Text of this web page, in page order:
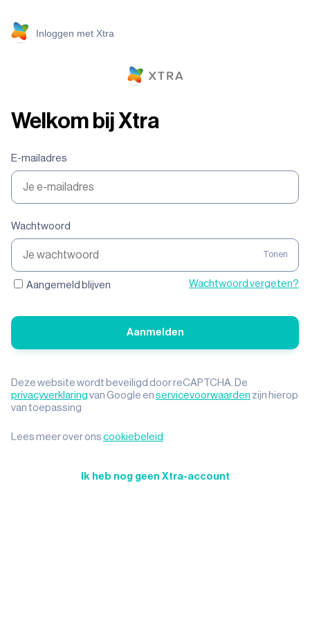
Inloggen met Xtra
Welkom bij Xtra
E-mailadres
Wachtwoord
Tonen
Aangemeld blijven Wachtwoord vergeten?
Aanmelden
Deze website wordt beveiligd door reCAPTCHA. De
privacyverklaring van Google en servicevoorwaarden zijn hierop
van toepassing
Lees meer over ons cookiebeleid
Ik heb nog geen Xtra-account